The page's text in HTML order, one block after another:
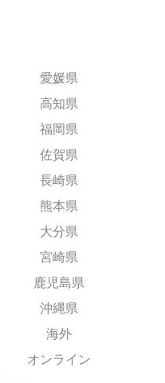
愛媛県
高知県
福岡県
佐賀県
長崎県
熊本県
大分県
宮崎県
鹿児島県
沖縄県
海外
オンライン